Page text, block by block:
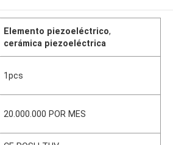
Elemento piezoeléctrico,
cerámica piezoeléctrica
1pcs
20.000.000 POR MES